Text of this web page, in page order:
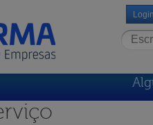
Login